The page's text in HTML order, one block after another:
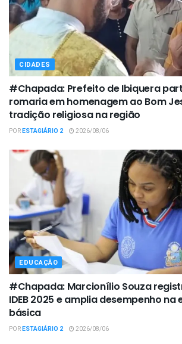
CIDADES
#Chapada: Prefeito de Ibiquera
romaria em homenagem ao Bom
tradição religiosa na região
PORESTAGIÁRIO 2 2026/08/06
EDUCAÇÃO
#Chapada: Marcionílio Souza
IDEB 2025 e amplia desempenho na
básica
PORESTAGIÁRIO 2 2026/08/06